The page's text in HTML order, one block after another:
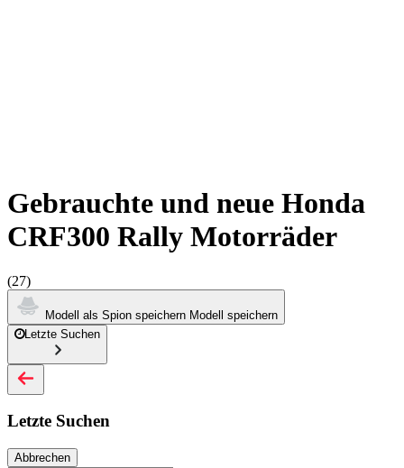
Gebrauchte und neue Honda
CRF300 Rally Motorräder
(27)
Modell als Spion speichern Modell speichern
Letzte Suchen
Letzte Suchen
Abbrechen